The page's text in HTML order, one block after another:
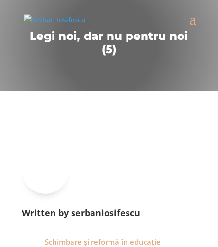
Legi noi, dar nu pentru noi
(5)
Written by serbaniosifescu
Schimbare și reformă în educație